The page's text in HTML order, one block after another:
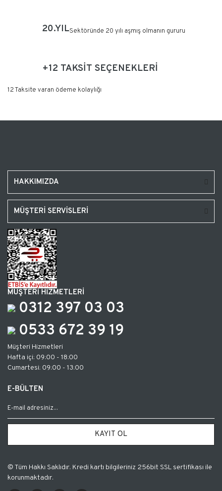
20.YILSektöründe 20 yılı aşmış olmanın gururu
+12 TAKSİT SEÇENEKLERİ
12 Taksite varan ödeme kolaylığı
HAKKIMIZDA
MÜŞTERİ SERVİSLERİ
MÜŞTERİ HİZMETLERİ
0312 397 03 03
0533 672 39 19
Müşteri Hizmetleri
Hafta içi: 09:00 - 18:00
Cumartesi: 09:00 - 13:00
E-BÜLTEN
KAYIT OL
© Tüm Hakkı Saklıdır. Kredi kartı bilgileriniz 256bit SSL sertifikası ile
korunmaktadır.